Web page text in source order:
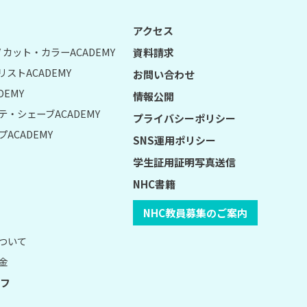
ット・カラーACADEMY
ストACADEMY
・シェーブACADEMY
ACADEMY
いて
アクセス
資料請求
お問い合わせ
情報公開
プライバシーポリシー
SNS運用ポリシー
学生証用証明写真送信
NHC書籍
NHC教員募集のご案内